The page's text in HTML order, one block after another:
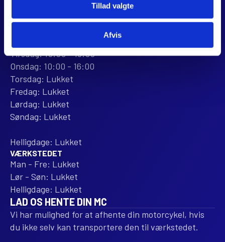
Tillad valgte
Afvis
Anmeld os på Trustpilot
ÅBNINGSTIDER
Tirsdag: 10:00 - 16:00
Onsdag: 10:00 - 16:00
Torsdag: Lukket
Fredag: Lukket
Lørdag: Lukket
Søndag: Lukket
Helligdage: Lukket
VÆRKSTEDET
Man - Fre: Lukket
Lør - Søn: Lukket
Helligdage: Lukket
LAD OS HENTE DIN MC
Vi har mulighed for at afhente din motorcykel, hvis
du ikke selv kan transportere den til værkstedet.